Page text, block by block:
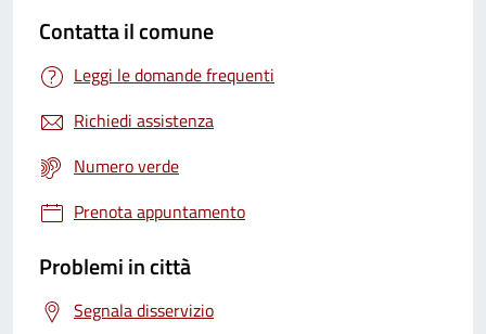
Contatta il comune
Leggi le domande frequenti
Richiedi assistenza
Numero verde
Prenota appuntamento
Problemi in città
Segnala disservizio